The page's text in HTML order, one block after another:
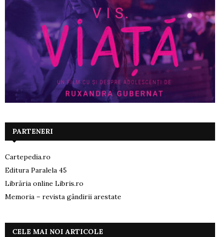
PARTENERI
Cartepedia.ro
Editura Paralela 45
Librăria online Libris.ro
Memoria – revista gândirii arestate
CELE MAI NOI ARTICOLE